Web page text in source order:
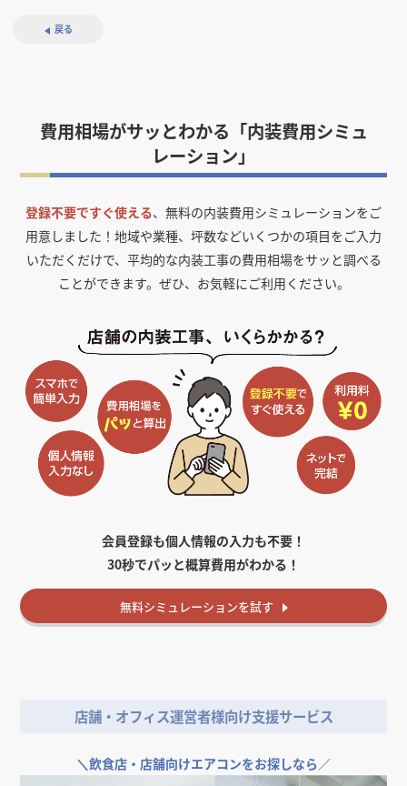
戻る
費用相場がサッとわかる「内装費用シミュ
レーション」
登録不要ですぐ使える、無料の内装費用シミュレーションをご
用意しました！ 地域や業種、坪数などいくつかの項目をご入力
いただくだけで、平均的な内装工事の費用相場をサッと調べる
ことができます。ぜひ、お気軽にご利用ください。
会員登録も個人情報の入力も不要！
30秒でパッと概算費用がわかる！
無料シミュレーションを試す
店舗・オフィス運営者様向け支援サービス
＼飲食店・店舗向けエアコンをお探しなら／